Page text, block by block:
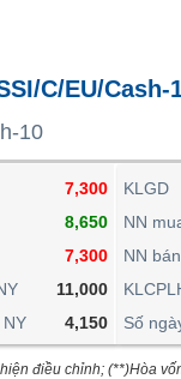
C/EU/Cash-
10
7,300
8,650
7,300
11,000
4,150
KLGD
NN
NN bán
Số
điều chỉnh; (**)Hòa